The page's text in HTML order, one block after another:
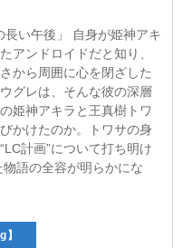
い午後」 自身が姫神アキ
アンドロイドだと知り、
から周囲に心を閉ざした
グレは、そんな彼の深層
姫神アキラと王真樹トワ
かけたのか。トワサの身
計画”について打ち明け
語の全容が明らかにな
】